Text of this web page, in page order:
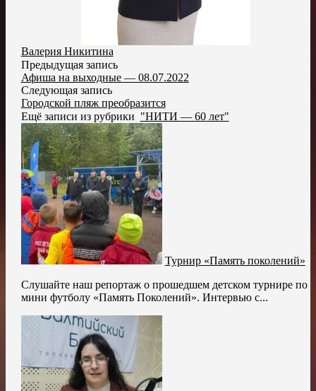
Валерия Никитина
Предыдущая запись
Афиша на выходные — 08.07.2022
Следующая запись
Городской пляж преобразится
Ещё записи из рубрики "НИТИ — 60 лет"
Турнир «Память поколений»
Слушайте наш репортаж о прошедшем детском турнире по
мини футболу «Память Поколений». Интервью с...